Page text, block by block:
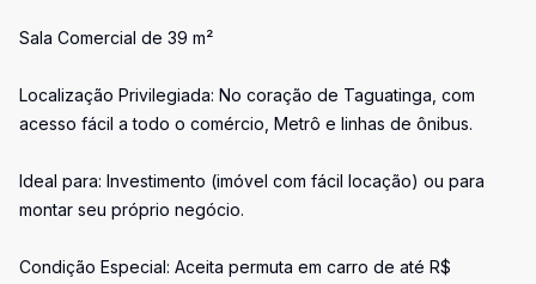
Sala Comercial de 39 m²
Localização Privilegiada: No coração de Taguatinga, com
acesso fácil a todo o comércio, Metrô e linhas de ônibus.
Ideal para: Investimento (imóvel com fácil locação) ou para
montar seu próprio negócio.
Condição Especial: Aceita permuta em carro de até R$